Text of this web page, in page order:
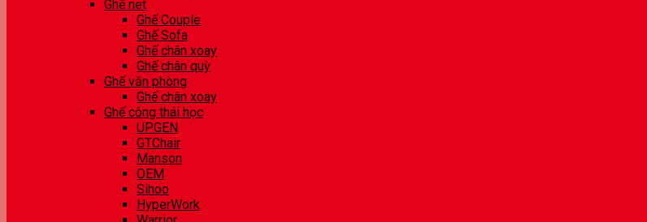
Ghế net
Ghế Couple
Ghế Sofa
Ghế chân xoay
Ghế chân quỳ
Ghế văn phòng
Ghế chân xoay
Ghế công thái học
UPGEN
GTChair
Manson
OEM
Sihoo
HyperWork